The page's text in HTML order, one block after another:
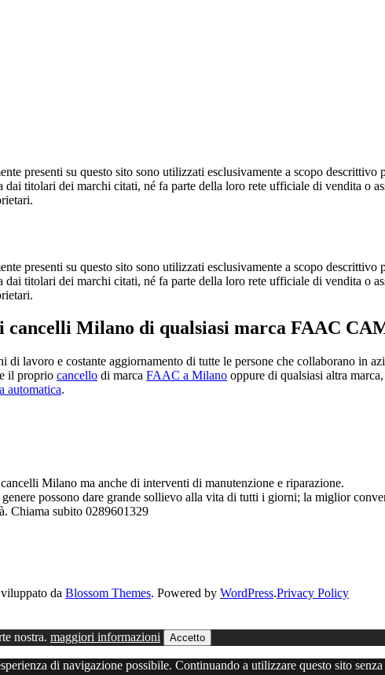
presenti su questo sito sono utilizzati esclusivamente a scopo
dai titolari dei marchi citati, né fa parte della loro rete ufficiale di vendita o
presenti su questo sito sono utilizzati esclusivamente a scopo
dai titolari dei marchi citati, né fa parte della loro rete ufficiale di vendita o
cancelli Milano di qualsiasi marca FAAC
di lavoro e costante aggiornamento di tutte le persone che collaborano in
il proprio cancello di marca FAAC a Milano oppure di qualsiasi altra
automatica.
Milano ma anche di interventi di manutenzione e riparazione.
possono dare grande sollievo alla vita di tutti i giorni; la miglior
Chiama subito 0289601329
da Blossom Themes. Powered by WordPress.Privacy Policy
nostra. maggiori informazioni Accetto
di navigazione possibile. Continuando a utilizzare questo sito